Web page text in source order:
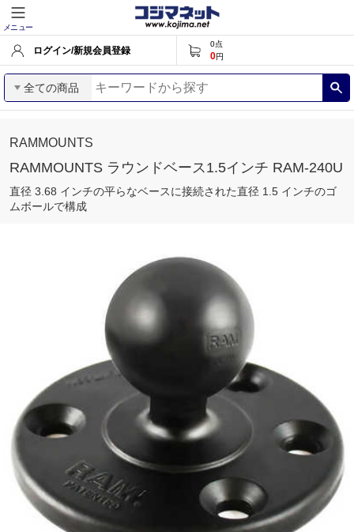
メニュー
ログイン/新規会員登録
0点
0円
全ての商品
RAMMOUNTS
RAMMOUNTS ラウンドベース1.5インチ RAM-240U
直径 3.68 インチの平らなベースに接続された直径 1.5 インチのゴ
ムボールで構成